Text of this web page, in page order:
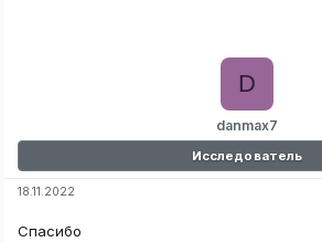
danmax7
D
Исследователь
18.11.2022
Спасибо